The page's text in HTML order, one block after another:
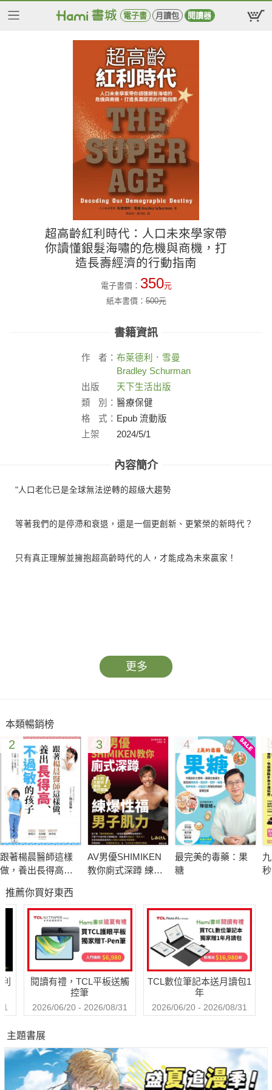
電子書 月讀包 閱讀器
超高齡紅利時代：人口未來學家帶
你讀懂銀髮海嘯的危機與商機，打
造長壽經濟的行動指南
電子書價： 350元
紙本書價：500元
書籍資訊
作 者： 布萊德利．雪曼
Bradley Schurman
出版
社：
天下生活出版
類
別： 醫療保健
格
式： Epub 流動版
上架
2024/5/1
內容簡介
"人口老化已是全球無法逆轉的超級大趨勢
等著我們的是停滯和衰退，還是一個更創新、更繁榮的新時代？
只有真正理解並擁抱超高齡時代的人，才能成為未來贏家！
超高齡時代靜悄悄地朝我們走來，人口老化已是全球無法逆轉的
超級大趨勢，預計2030年，全球將有35個國家成為超高齡社會。
面對這樣的巨大轉變，如果我們沒有任何作為，恐將面臨經濟停
滯、農村社區加速衰退等翻天覆地的災難。相反地，若能善用超
高齡時代的優勢，像是人類將擁有更長壽、更健康的生活，以及
更多的世代合作，那麼我們將大有機會從中挖掘全新市場，重塑
新世界。
春的執迷，以及讓我們走到這一步的科學與社會成就。作者明確
指出，企業若想要存活下來，就必須正視新時代的現實，重新思
考龐大銀髮族的需求與渴望，為不同世代的受眾開發產品與服
打造超高齡時代的未來工程，你我都將參與其中。正面迎擊年齡
歧視，把握潛在機會，做出個人生命、家庭、社區、事業與國家
經濟需要的改變，建立一個更公義、更平等的未來。
更多
本類暢銷榜
2
跟著楊晨醫師這樣
做，養出長得高、
3
AV男優SHIMIKEN
教你廁式深蹲 練爆
4
最完美的毒藥：果
糖
推薦你買好東西
閱讀有禮，TCL平板送觸
控筆
2026/06/20 - 2026/08/31
TCL數位筆記本送月讀包1
年
2026/06/20 - 2026/08/31
主題書展